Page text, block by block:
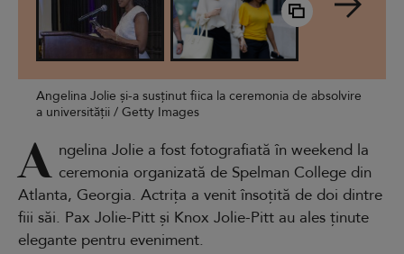
Angelina Jolie și-a susținut fiica la ceremonia de absolvire
a universității / Getty Images
A ngelina Jolie a fost fotografiată în weekend la
ceremonia organizată de Spelman College din
Atlanta, Georgia. Actrița a venit însoțită de doi dintre
fiii săi. Pax Jolie-Pitt și Knox Jolie-Pitt au ales ținute
elegante pentru eveniment.